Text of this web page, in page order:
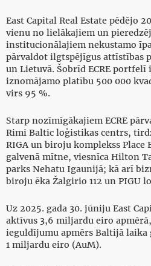
East Capital Real Estate pēdējo
vienu no lielākajiem un
institucionālajiem nekustamo
pārvaldot ilgtspējīgus attīstības
un Lietuvā. Šobrīd ECRE
iznomājamo platību 500 000
virs 95 %.
Starp nozīmīgākajiem ECRE
Rimi Baltic loģistikas centrs,
RIGA un biroju komplekss Place
galvenā mītne, viesnīca Hilton
parks Nehatu Igaunijā; kā arī
biroju ēka Žalgirio 112 un PIGU
Uz 2025. gada 30. jūniju East
aktīvus 3,6 miljardu eiro
ieguldījumu apmērs Baltijā laika
1 miljardu eiro (AuM).